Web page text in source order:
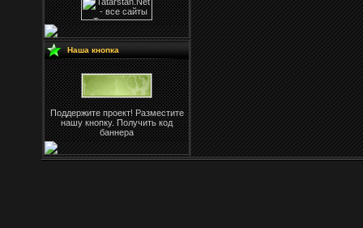
Наша кнопка
Поддержите проект! Разместите
нашу кнопку. Получить код
баннера